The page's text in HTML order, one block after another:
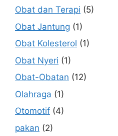
Obat dan Terapi (5)
Obat Jantung (1)
Obat Kolesterol (1)
Obat Nyeri (1)
Obat-Obatan (12)
Olahraga (1)
Otomotif (4)
pakan (2)